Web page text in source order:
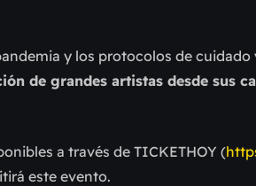
y los protocolos de
de grandes artistas desde sus
a través de TICKETHOY (
este evento.